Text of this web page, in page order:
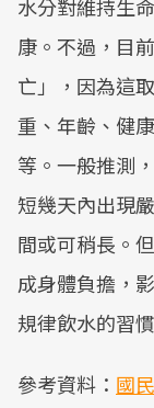
水分對維持生
康。不過，目
亡」，因為這
重、年齡、健
等。一般推測
短幾天內出現
間或可稍長。
成身體負擔，
規律飲水的習
參考資料： 國